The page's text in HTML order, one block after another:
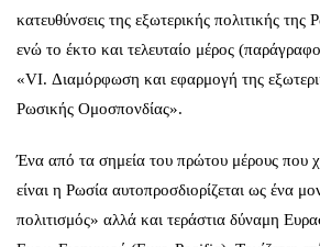
κατευθύνσεις της εξωτερικής πολιτικής
ενώ το έκτο και τελευταίο μέρος
«VI. Διαμόρφωση και εφαρμογή της
Ρωσικής Ομοσπονδίας».
Ένα από τα σημεία του πρώτου μέρους που
είναι η Ρωσία αυτοπροσδιορίζεται ως ένα
πολιτισμός» αλλά και τεράστια δύναμη